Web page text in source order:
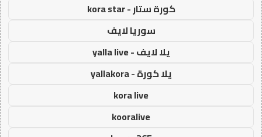
كورة ستار - kora star
سوريا لايف
يلا لايف - yalla live
يلا كورة - yallakora
kora live
kooralive